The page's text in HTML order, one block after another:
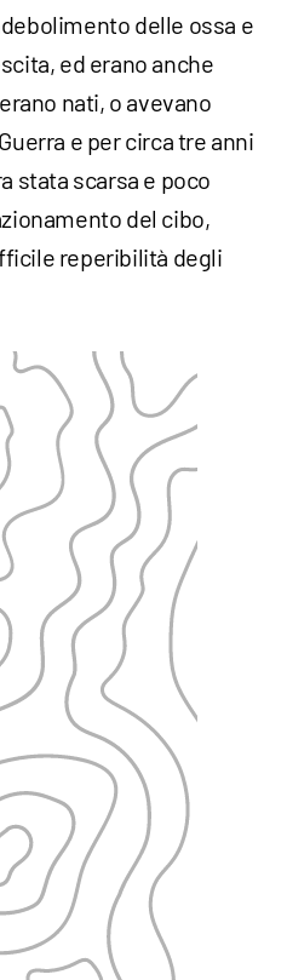
delle ossa e
ed erano anche
nati, o avevano
e per circa tre anni
stata scarsa e poco
del cibo,
reperibilità degli